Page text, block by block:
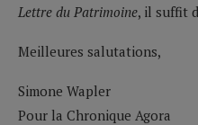
Lettre du Patrimoine, il suffit
Meilleures salutations,
Simone Wapler
Pour la Chronique Agora